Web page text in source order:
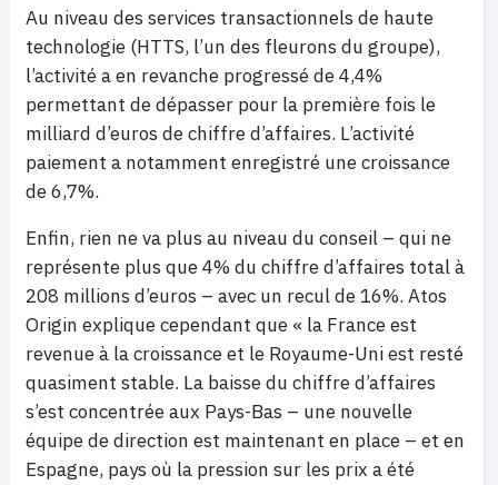
Au niveau des services transactionnels de haute
technologie (HTTS, l’un des fleurons du groupe),
l’activité a en revanche progressé de 4,4%
permettant de dépasser pour la première fois le
milliard d’euros de chiffre d’affaires. L’activité
paiement a notamment enregistré une croissance
de 6,7%.
Enfin, rien ne va plus au niveau du conseil – qui ne
représente plus que 4% du chiffre d’affaires total à
208 millions d’euros – avec un recul de 16%. Atos
Origin explique cependant que « la France est
revenue à la croissance et le Royaume-Uni est resté
quasiment stable. La baisse du chiffre d’affaires
s’est concentrée aux Pays-Bas – une nouvelle
équipe de direction est maintenant en place – et en
Espagne, pays où la pression sur les prix a été